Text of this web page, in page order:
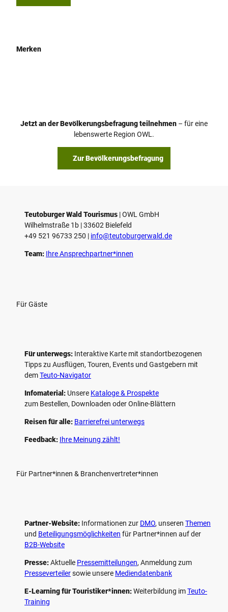
Merken
Jetzt an der Bevölkerungsbefragung teilnehmen– für eine
lebenswerte Region OWL.
Zur Bevölkerungsbefragung
Teutoburger Wald Tourismus | ­OWL GmbH
Wilhelmstraße 1b | ­33602 Bielefeld
+49 521 96733 250 | ­info@teutoburgerwald.de
Team: Ihre Ansprechpartner*innen
Für Gäste
Für unterwegs: Interaktive Karte mit standort­bezogenen
Tipps zu Ausflügen, Touren, Events und Gastgebern mit
demTeuto-Navigator
Infomaterial: Unsere Kataloge & Prospekte
zum Bestellen, Downloaden oder Online-Blättern
Reisen für alle: Barrierefrei unterwegs
Feedback: Ihre Meinung zählt!
Für Partner*innen & Branchenvertreter*innen
Partner-Website: Informationen zur DMO, unseren ­ Themen
und Beteiligungs­möglichkeiten für Partner*innen auf der
B2B-Website
Presse:Aktuelle Pressemitteilungen, Anmeldung zum
Presseverteilersowie unsere Mediendatenbank
E-Learning für Touristiker*innen:Weiterbildung imTeuto-
Training